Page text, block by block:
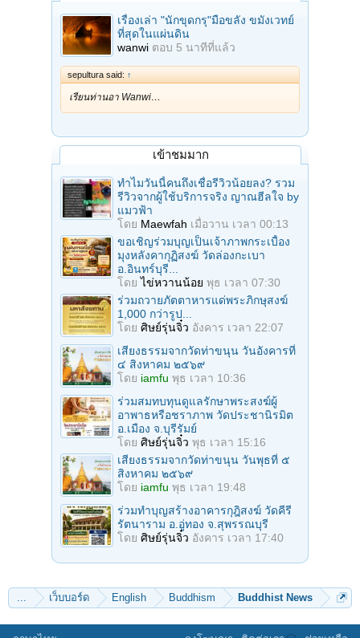
เรื่องเล่า "นักขุดกรุ"มือขลัง ขมังเวทย์
ที่สุดในแผ่นดิน
wanwi ตอบ 5 นาทีที่แล้ว
sepultura said: ↑
เรียนท่านอา Wanwi…
เข้าชมมาก
ทำไมวันนี้คนถึงเชื่อรีวิวน้อยลง? รวม
รีวิวจากผู้ใช้บริการจริง ญาณฮีลใจ by
แมวฟ้า
โดย Maewfah เมื่อวาน เวลา 00:13
ขอเชิญร่วมบุญเป็นเจ้าภาพกระเบื้อง
มุงหลังคากุฏิสงฆ์ วัดล่องกะเบา
อ.อินทร์บุรี...
โดยไข่หวานน้อย พุธ เวลา 07:30
ร่วมถวายภัตตาหารแด่พระภิกษุสงฆ์
1,000 กว่ารูป...
โดย ศิษย์รุ่นจิ๋ว อังคาร เวลา 22:07
เสียงธรรมจากวัดท่าขนุน วันอังคารที่
๔ สิงหาคม ๒๕๖๙
โดย iamfu พุธ เวลา 10:36
ร่วมสมทบทุนดูแลรักษาพระสงฆ์ผู้
อาพาธหรือชราภาพ วัดประชานิรมิต
อ.เมือง จ.บุรีรัมย์
โดย ศิษย์รุ่นจิ๋ว พุธ เวลา 15:16
เสียงธรรมจากวัดท่าขนุน วันพุธที่ ๕
สิงหาคม ๒๕๖๙
โดย iamfu พุธ เวลา 19:48
ร่วมทำบุญสร้างอาคารกุฎิสงฆ์ วัดคีรี
รัตนาราม อ.อู่ทอง จ.สุพรรณบุรี
โดย ศิษย์รุ่นจิ๋ว อังคาร เวลา 17:40
... เว็บบอร์ด English Buddhism Buddhist News